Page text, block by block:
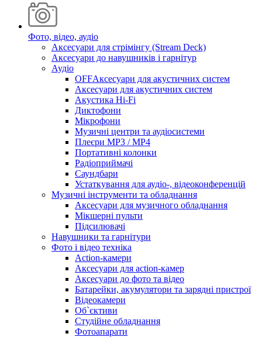
Фото, відео, аудіо
Аксесуари для стрімінгу (Stream Deck)
Аксесуари до навушників і гарнітур
Аудіо
OFFАксесуари для акустичних систем
Аксесуари для акустичних систем
Акустика Hi-Fi
Диктофони
Мікрофони
Музичні центри та аудіосистеми
Плеєри MP3 / MP4
Портативні колонки
Радіоприймачі
Саундбари
Устаткування для аудіо-, відеоконференцій
Музичні інструменти та обладнання
Аксесуари для музичного обладнання
Мікшерні пульти
Підсилювачі
Навушники та гарнітури
Фото і відео техніка
Action-камери
Аксесуари для action-камер
Аксесуари до фото та відео
Батарейки, акумулятори та зарядні пристрої
Відеокамери
Об`єктиви
Студійне обладнання
Фотоапарати